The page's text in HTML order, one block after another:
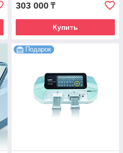
303 000 ₸
Купить
Подарок